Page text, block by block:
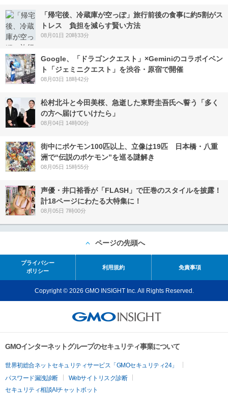
「帰宅後、冷蔵庫が空っぽ」旅行前後の食事に約5割がス
トレス 負担を減らす賢い方法
08月01日 20時33分
Google、「ドラゴンクエスト」×Geminiのコラボイベン
ト「ジェミニクエスト」を渋谷・原宿で開催
08月03日 18時42分
松村北斗と今田美桜、急逝した東野圭吾氏へ誓う「多く
の方へ届けていけたら」
08月04日 14時00分
街中にポケモン100匹以上、立像は19匹 日本橋・八重
洲で“伝説のポケモン”を巡る謎解き
08月05日 15時55分
声優・井口裕香が「FLASH」で圧巻のスタイルを披露！
計18ページにわたる大特集に！
08月05日 7時00分
ページの先頭へ
プライバシー
ポリシー
利用規約 免責事項
Copyright © 2026 GMO INSIGHT Inc. All Rights Reserved.
GMOインターネットグループのセキュリティ事業について
世界初総合ネットセキュリティサービス「GMOセキュリティ24」
パスワード漏洩診断
Webサイトリスク診断
セキュリティ相談AIチャットボット